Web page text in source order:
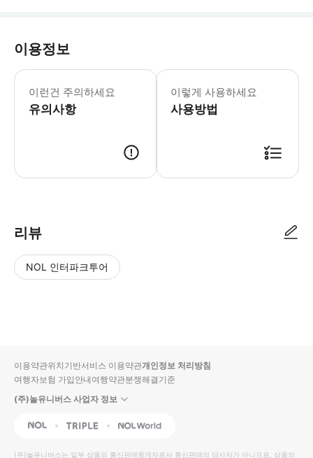
이용정보
이런건 주의하세요
유의사항
방콕 20개 지점에서 렉 마사지(Lek
이렇게 사용하세요
사용방법
리뷰
NOL 인터파크투어
입니
다.
높
동
순
상
이용약관위치기반서비스 이용약관개인정보 처리방침
여행자보험 가입안내여행약관분쟁해결기준
(주)놀유니버스 사업자 정보
NOL Triple Interpark Global
(주)놀유니버스는 일부 상품의 통신판매중개자로서 통신판매의 당사자가 아니므로, 상품의